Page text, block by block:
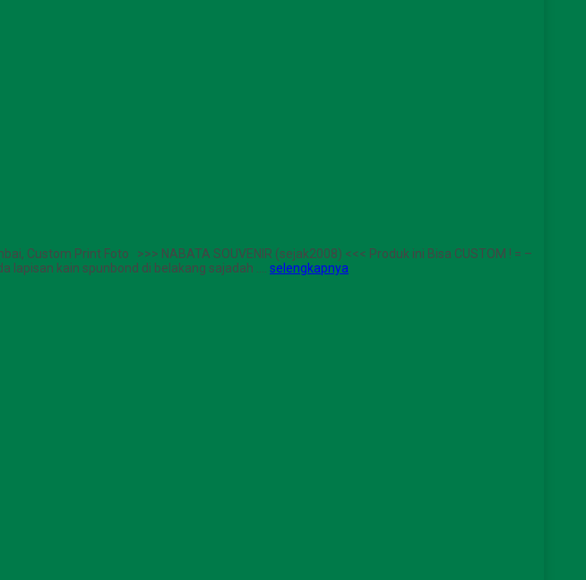
Custom Print Foto >>> NABATA SOUVENIR (sejak2008) <<< Produk ini Bisa CUSTOM ! = –
lapisan kain spunbond di belakang sajadah …. selengkapnya